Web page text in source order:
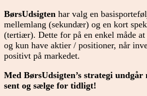
BørsUdsigten har valg en
mellemlang (sekundær) og en kort
(tertiær). Dette for på en enkel måde
og kun have aktier / positioner, når
positivt på markedet.
Med BørsUdsigten’s strategi
sent og sælge for tidligt!